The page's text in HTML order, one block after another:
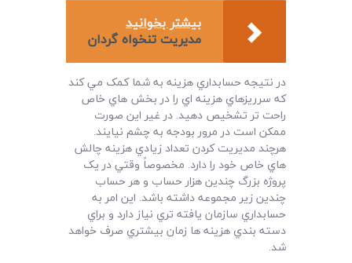
بیشتر بخوانید
مديريت تنخواه گردان
در نتيجه حسابداري هزينه به شما کمک مي کند
که سرريزهاي هزينه اي را در بخش هاي خاص
راحت تر تشخيص دهيد. در غير اين صورت
ممکن است در مرور بودجه به چشم نيايند.
هرچند مديريت کردن تعداد زيادي هزينه چالش
هاي خاص خود را دارد. مخصوصاً وقتي در يک
پروژه بزرگ چندين هزار حساب و هر حساب
چندين زير مجموعه داشته باشد. اين امر به
حسابداري سازمان يافته تري نياز دارد و براي
دسته بندي هزينه ها زمان بيشتري صرف خواهد
شد.